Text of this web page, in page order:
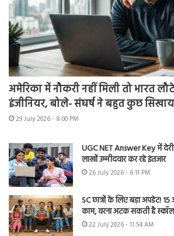
अमेरिका में नौकरी नहीं मिली तो भारत
इंजीनियर, बोले- संघर्ष ने बहुत कुछ
29 July 2026 - 8:00 PM
UGC NET Answer Key में
लाखों उम्मीदवार कर रहे इंतजार
26 July 2026 - 6:11 PM
SC छात्रों के लिए बड़ा अपडेट!
काम, वरना अटक सकती है
22 July 2026 - 11:54 AM